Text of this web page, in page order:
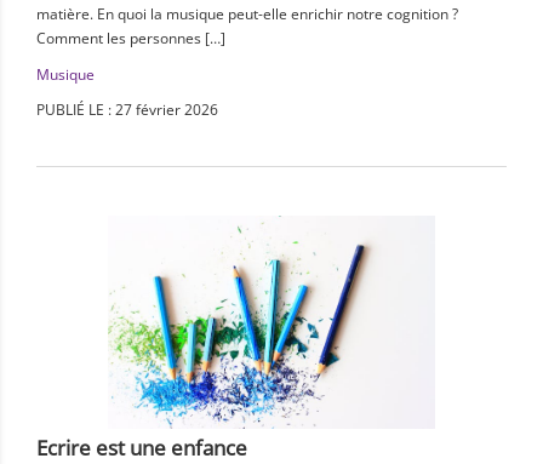
matière. En quoi la musique peut-elle enrichir notre cognition ?
Comment les personnes […]
Musique
PUBLIÉ LE : 27 février 2026
Ecrire est une enfance